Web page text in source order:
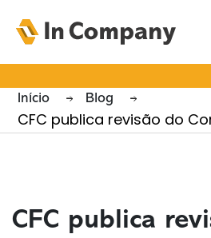
Novidades e
Notícias
Início
Blog
CFC publica revisão do
CFC publica